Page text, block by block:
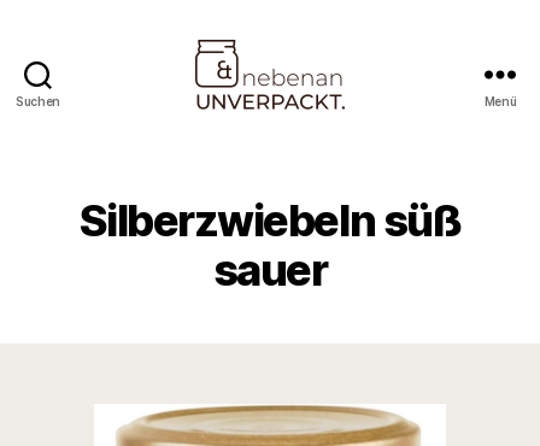
Suchen Menü
Silberzwiebeln süß
sauer